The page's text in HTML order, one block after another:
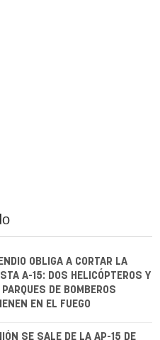
OBLIGA A CORTAR LA
A-15: DOS HELICÓPTEROS Y
DE BOMBEROS
EN EL FUEGO
SE SALE DE LA AP-15 DE